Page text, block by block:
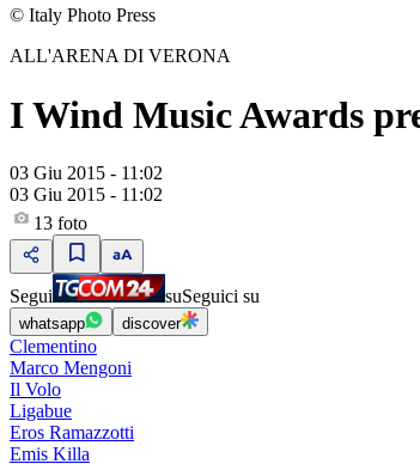
© Italy Photo Press
ALL'ARENA DI VERONA
I Wind Music Awards
03 Giu 2015 - 11:02
03 Giu 2015 - 11:02
13 foto
Segui suSeguici su
whatsapp discover
Clementino
Marco Mengoni
Il Volo
Ligabue
Eros Ramazzotti
Emis Killa